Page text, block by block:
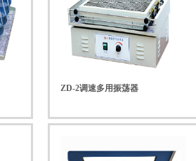
ZD-2调速多用振荡器